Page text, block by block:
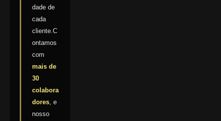
dade de
cada
cliente.C
ontamos
com
mais de
30
colabora
dores , e
nosso